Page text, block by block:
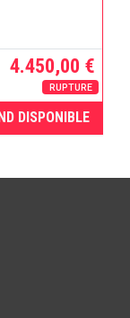
4.450,00 €
RUPTURE
DISPONIBLE